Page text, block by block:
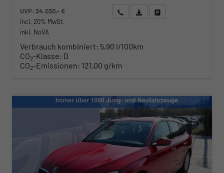
UVP:34.030,– €
incl. 20% MwSt.
inkl. NoVA
Wir rufen Sie anAngebot drucken (PDF)
Verbrauch kombiniert: 5,90 l/100km
CO2-Klasse: D
CO2-Emissionen: 121,00 g/km